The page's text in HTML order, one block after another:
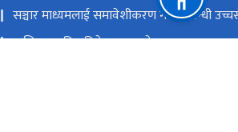
सञ्चार माध्यमलाई समावेशीकरण गर्ने सम्बन्धी
मासिक प्रगति प्रतिवेदन पठाउने फरम्याटहरु